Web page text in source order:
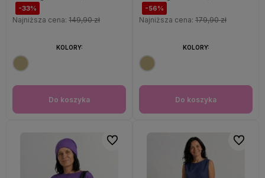
-33%
Najniższa cena: 149,90 zł
Do koszyka
KOLORY:
-56%
Najniższa cena: 179,90 zł
Do koszyka
KOLORY:
Do ulubionych Do